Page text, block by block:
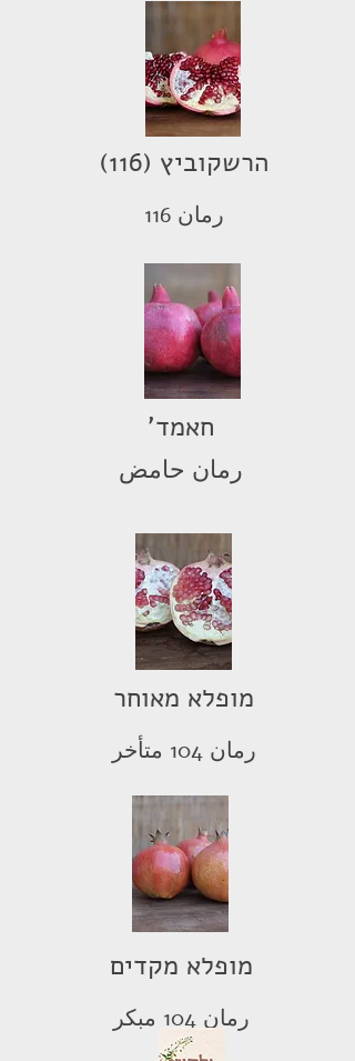
הרשקוביץ (116)
رمان 116
'חאמד
رمان حامض
מופלא מאוחר
رمان 104 متأخر
מופלא מקדים
رمان 104 مبكر